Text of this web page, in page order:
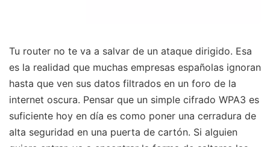
Tu router no te va a salvar de un ataque dirigido. Esa
es la realidad que muchas empresas españolas ignoran
hasta que ven sus datos filtrados en un foro de la
internet oscura. Pensar que un simple cifrado WPA3 es
suficiente hoy en día es como poner una cerradura de
alta seguridad en una puerta de cartón. Si alguien